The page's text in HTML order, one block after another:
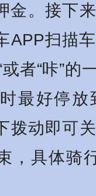
金。接下
APP扫描
者“咔”的
最好停放
拨动即可
，具体骑